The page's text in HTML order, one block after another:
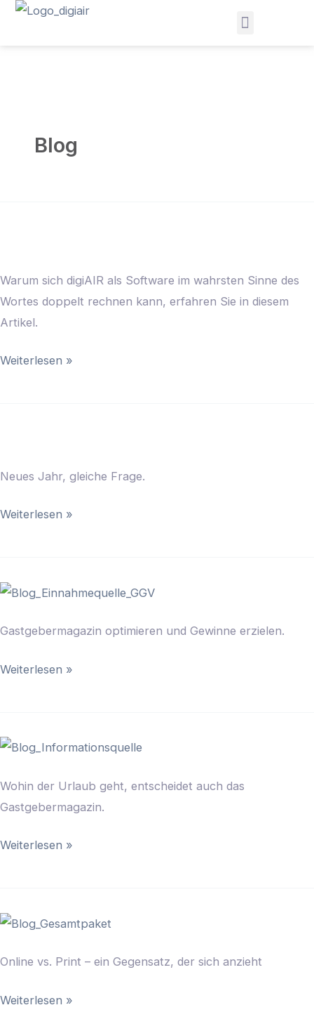
Zum
Blog
Warum sich digiAIR als Software im wahrsten Sinne des
Wortes doppelt rechnen kann, erfahren Sie in diesem
Artikel.
mehr!
Weiterlesen »
Neues Jahr, gleiche Frage.
ein
2024
Weiterlesen »
Gastgebermagazin optimieren und Gewinne erzielen.
Einnahmequelle
Weiterlesen »
Wohin der Urlaub geht, entscheidet auch das
Gastgebermagazin.
Der
des
Gastgebermagazins
Informationsquelle
Weiterlesen »
Online vs. Print – ein Gegensatz, der sich anzieht
Gesamtpaket
Weiterlesen »